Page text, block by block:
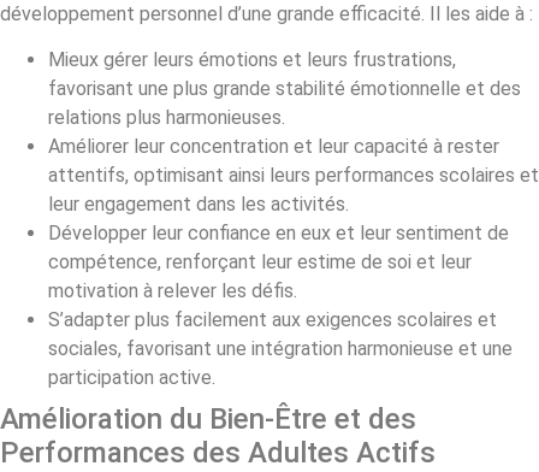
développement personnel d’une grande efficacité. Il les aide à :
Mieux gérer leurs émotions et leurs frustrations,
favorisant une plus grande stabilité émotionnelle et des
relations plus harmonieuses.
Améliorer leur concentration et leur capacité à rester
attentifs, optimisant ainsi leurs performances scolaires et
leur engagement dans les activités.
Développer leur confiance en eux et leur sentiment de
compétence, renforçant leur estime de soi et leur
motivation à relever les défis.
S’adapter plus facilement aux exigences scolaires et
sociales, favorisant une intégration harmonieuse et une
participation active.
Amélioration du Bien-Être et des
Performances des Adultes Actifs